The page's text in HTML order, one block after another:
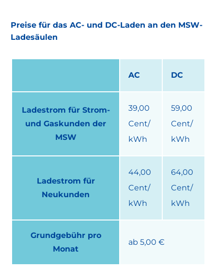
Preise für das AC- und DC-Laden an den MSW-
Ladesäulen
AC DC
Ladestrom für Strom-
und Gaskunden der
MSW
39,00
Cent/
kWh
59,00
Cent/
kWh
Ladestrom für
Neukunden
44,00
Cent/
kWh
64,00
Cent/
kWh
Grundgebühr pro
Monat
ab 5,00 €